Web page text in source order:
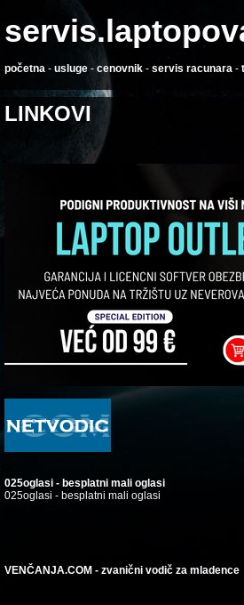
početna - usluge - cenovnik- servis racunara -
LINKOVI
025oglasi - besplatni mali oglasi
025oglasi - besplatni mali oglasi
VENČANJA.COM - zvanični vodič za mladence